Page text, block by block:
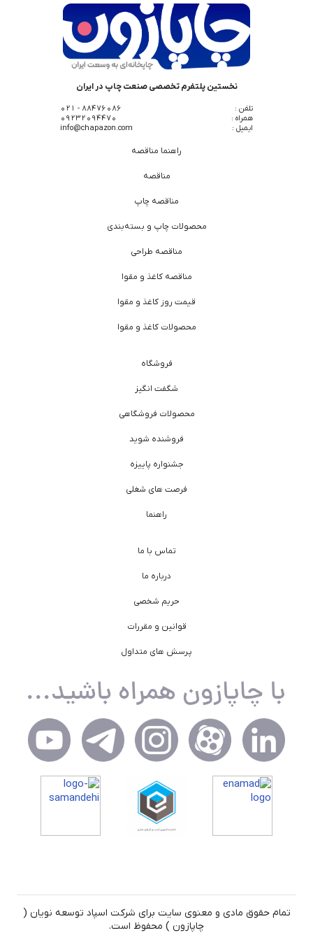
نخستین پلتفرم تخصصی صنعت چاپ در ایران
تلفن :
88476086 - 021
همراه :
09232094470
ایمیل :
info@chapazon.com
راهنما مناقصه
مناقصه
مناقصه چاپ
محصولات چاپ و بسته‌بندی
مناقصه طراحی
مناقصه کاغذ و مقوا
قیمت روز کاغذ و مقوا
محصولات کاغذ و مقوا
فروشگاه
شگفت انگیز
محصولات فروشگاهی
فروشنده شوید
جشنواره پاییزه
فرصت های شغلی
راهنما
تماس با ما
درباره ما
حریم شخصی
قوانین و مقررات
پرسش های متداول
تمام حقوق مادی و معنوی سایت برای شرکت اسپاد توسعه نویان (
چاپازون ) محفوظ است.